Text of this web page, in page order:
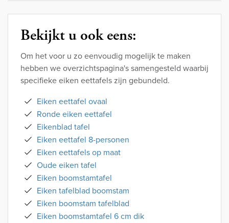
Bekijkt u ook eens:
Om het voor u zo eenvoudig mogelijk te maken
hebben we overzichtspagina's samengesteld waarbij
specifieke eiken eettafels zijn gebundeld.
Eiken eettafel ovaal
Ronde eiken eettafel
Eikenblad tafel
Eiken eettafel 8-personen
Eiken eettafels op maat
Oude eiken tafel
Eiken boomstamtafel
Eiken tafelblad boomstam
Eiken boomstam tafelblad
Eiken boomstamtafel 6 cm dik